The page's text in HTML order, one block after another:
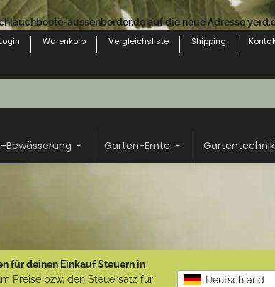
aussenborder.de auf die neue Adresse
Warenkorb Vergleichsliste Shipping
Bewässerung Garten-Ernte Gartentechnik
für deinen Einkauf Steuern in
Preise bzw. den Steuersatz für
Deutschland